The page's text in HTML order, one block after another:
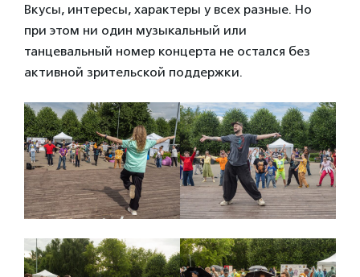
Вкусы, интересы, характеры у всех разные. Но
при этом ни один музыкальный или
танцевальный номер концерта не остался без
активной зрительской поддержки.